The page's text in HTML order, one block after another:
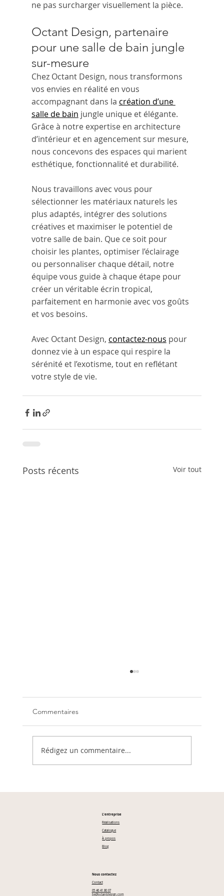
ne pas surcharger visuellement la pièce.
Octant Design, partenaire
pour une salle de bain jungle
sur-mesure
Chez Octant Design, nous transformons
vos envies en réalité en vous
accompagnant dans la création d’une
salle de bain jungle unique et élégante.
Grâce à notre expertise en architecture
d’intérieur et en agencement sur mesure,
nous concevons des espaces qui marient
esthétique, fonctionnalité et durabilité.
Nous travaillons avec vous pour
sélectionner les matériaux naturels les
plus adaptés, intégrer des solutions
créatives et maximiser le potentiel de
votre salle de bain. Que ce soit pour
choisir les plantes, optimiser l’éclairage
ou personnaliser chaque détail, notre
équipe vous guide à chaque étape pour
créer un véritable écrin tropical,
parfaitement en harmonie avec vos goûts
et vos besoins.
Avec Octant Design, contactez-nous pour
donnez vie à un espace qui respire la
sérénité et l’exotisme, tout en reflétant
votre style de vie.
Posts récents Voir tout
Commentaires
Rédigez un commentaire...
L'entreprise
Réalisations
Catalogue
À propos
Blog
Nous contactez
Contact
05 46 41 80 07
be@octantdesign.com